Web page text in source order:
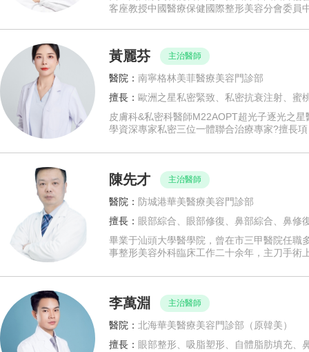
客座教授中國醫療保健國際整形美容分會委員
黃麗芬 主治醫師
醫院： 南寧格林美菲醫療美容門診部
擅長： 歐洲之星私密緊致、私密抗衰注射、蜜
皮膚科&私密科醫師M22AOPT超光子逐光之
學資深專家私密三位一體聯合治療專家?擅長
陳先才 主治醫師
醫院： 防城港華美醫療美容門診部
擅長： 眼部綜合、眼部修復、鼻部綜合、鼻修
畢業于汕頭大學醫學院，曾在市三甲醫院任職
事整形美容外科臨床工作二十余年，主刀手術
李萬淵 主治醫師
醫院： 北海華美醫療美容門診部（原韓美）
擅長： 眼部整形、吸脂塑形、自體脂肪填充、